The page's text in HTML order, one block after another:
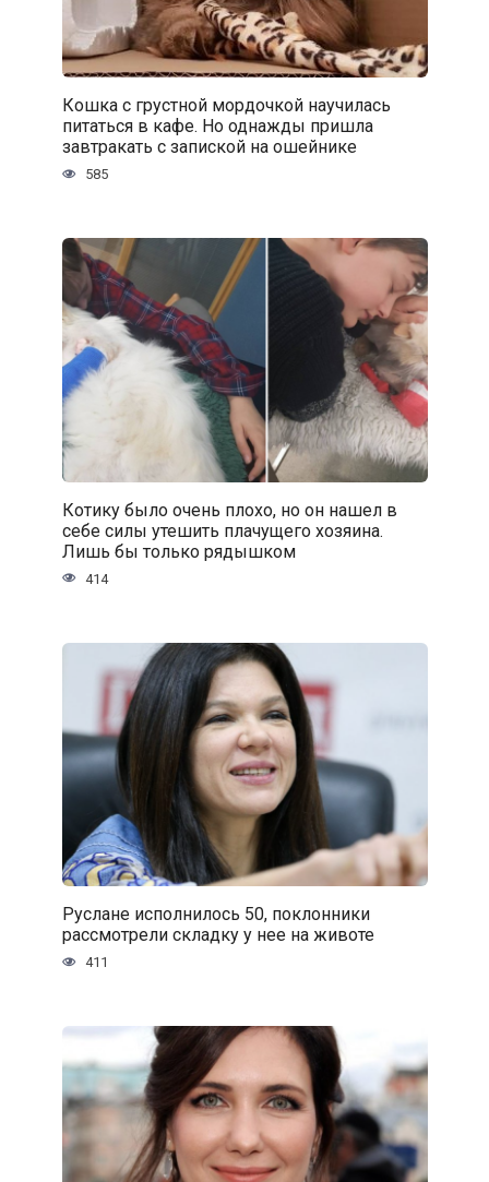
Кошка с грустной мордочкой научилась
питаться в кафе. Но однажды пришла
завтракать с запиской на ошейнике
585
Котику было очень плохо, но он нашел в
себе силы утешить плачущего хозяина.
Лишь бы только рядышком
414
Руслане исполнилось 50, поклонники
рассмотрели складку у нее на животе
411